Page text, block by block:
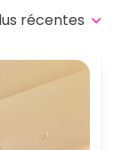
récentes